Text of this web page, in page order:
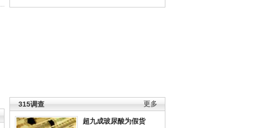
更多
315调查
超九成玻尿酸为假货